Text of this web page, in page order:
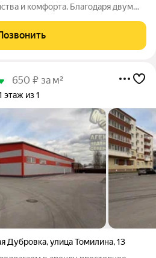
и комфорта. Благодаря двум
дворик добавит тишины
650 ₽ за м²
этаж из 1
Дубровка,улица Томилина,13